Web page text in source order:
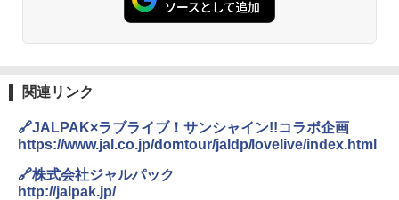
￥2,980
秒）射程5～10m 安全ロック搭載 携帯収納袋
付き ヒグマ・イノシシ対策 自治体・教育機
関の購入実績 登山・キャンプ・アウトドア・
防災用品 長期保存可能 緊急時用 日本国内発
送
関連リンク
🔗JALPAK×ラブライブ！サンシャイン!!コラボ企画
https://www.jal.co.jp/domtour/jaldp/lovelive/index.html
🔗株式会社ジャルパック
http://jalpak.jp/